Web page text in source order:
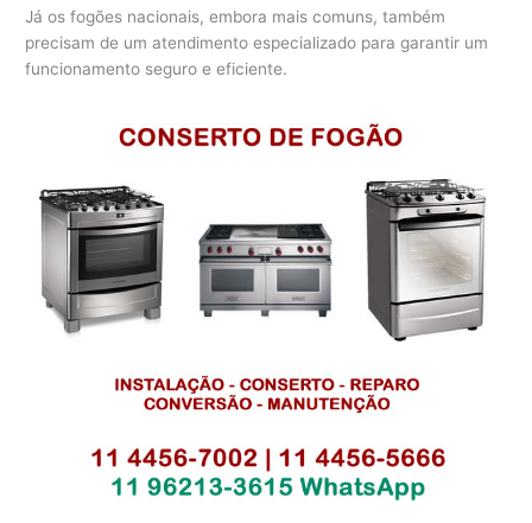
Já os fogões nacionais, embora mais comuns, também
precisam de um atendimento especializado para garantir um
funcionamento seguro e eficiente.